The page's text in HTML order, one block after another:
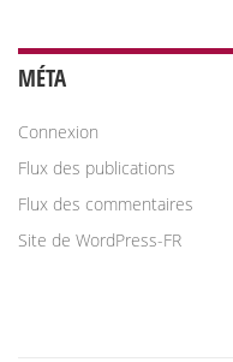
MÉTA
Connexion
Flux des publications
Flux des commentaires
Site de WordPress-FR